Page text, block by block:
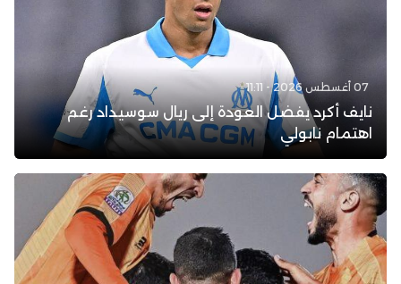
07 أغسطس 2026 - 11:11
نايف أكرد يفضل العودة إلى ريال سوسيداد رغم
اهتمام نابولي